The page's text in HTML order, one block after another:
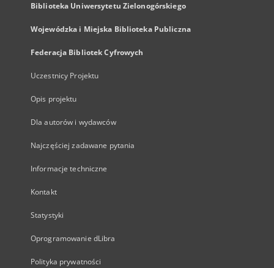
Biblioteka Uniwersytetu Zielonogórskiego
Wojewódzka i Miejska Biblioteka Publiczna
Federacja Bibliotek Cyfrowych
Uczestnicy Projektu
Opis projektu
Dla autorów i wydawców
Najczęściej zadawane pytania
Informacje techniczne
Kontakt
Statystyki
Oprogramowanie dLibra
Polityka prywatności